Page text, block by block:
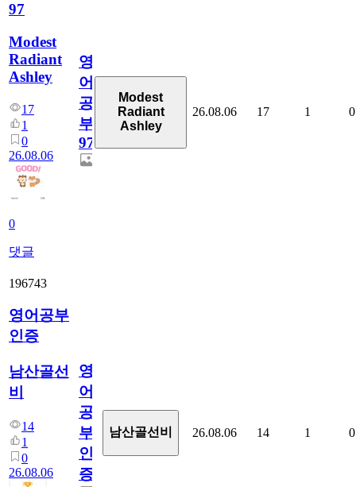
97
Modest
Radiant
Ashley
17
1
0
26.08.06
0
댓글
영
어
공
부
97
Modest
Radiant
Ashley
26.08.06 17 1 0
196743
영어공부
인증
남산골선
비
14
1
0
26.08.06
영
어
공
부
인
증
남산골선비 26.08.06 14 1 0